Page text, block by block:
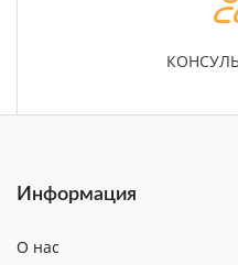
Информация
О нас